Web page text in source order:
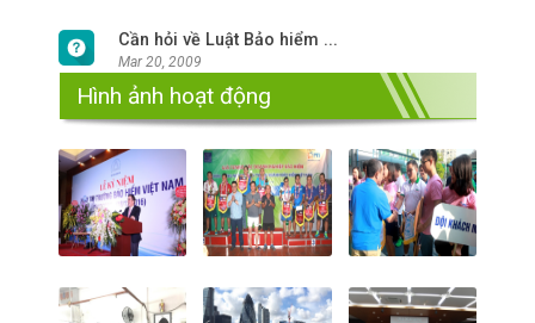
Cần hỏi về Luật Bảo hiểm ...
Mar 20, 2009
Hình ảnh hoạt động